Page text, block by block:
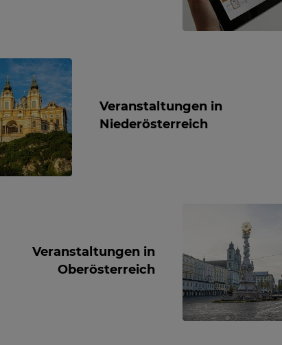
Veranstaltungen in
Niederösterreich
Veranstaltungen in
Oberösterreich